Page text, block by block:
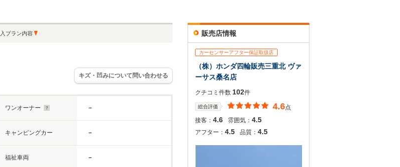
プラン内容
キズ・凹みについて問い合わせる
ワンオーナー －
キャンピングカー －
福祉車両 －
販売店情報
カーセンサーアフター保証取扱店
（株）ホンダ四輪販売三重北 ヴァ
ーサス桑名店
クチコミ件数 102件
総合評価 4.6点
接客： 4.6 雰囲気： 4.5
アフター： 4.5 品質： 4.5